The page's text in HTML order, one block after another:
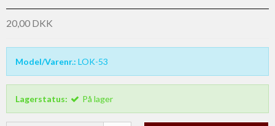
20,00 DKK
Model/Varenr.: LOK-53
Lagerstatus: På lager